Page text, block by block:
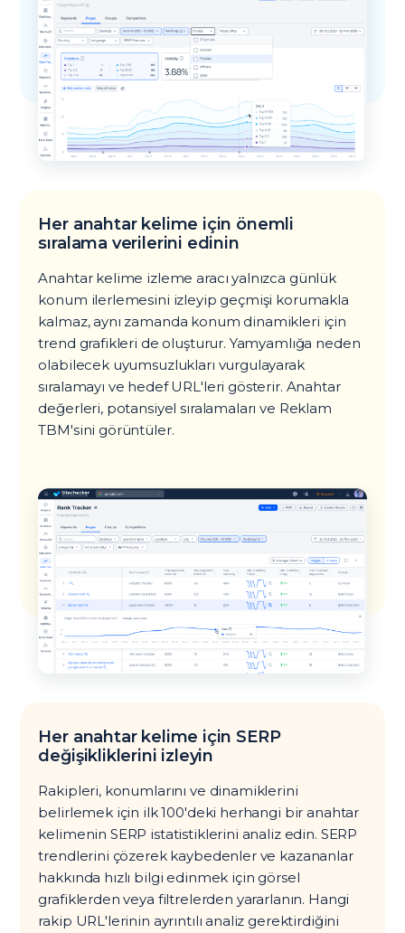
Her anahtar kelime için önemli
sıralama verilerini edinin
Anahtar kelime izleme aracı yalnızca günlük
konum ilerlemesini izleyip geçmişi korumakla
kalmaz, aynı zamanda konum dinamikleri için
trend grafikleri de oluşturur. Yamyamlığa neden
olabilecek uyumsuzlukları vurgulayarak
sıralamayı ve hedef URL'leri gösterir. Anahtar
değerleri, potansiyel sıralamaları ve Reklam
TBM'sini görüntüler.
Her anahtar kelime için SERP
değişikliklerini izleyin
Rakipleri, konumlarını ve dinamiklerini
belirlemek için ilk 100'deki herhangi bir anahtar
kelimenin SERP istatistiklerini analiz edin. SERP
trendlerini çözerek kaybedenler ve kazananlar
hakkında hızlı bilgi edinmek için görsel
grafiklerden veya filtrelerden yararlanın. Hangi
rakip URL'lerinin ayrıntılı analiz gerektirdiğini